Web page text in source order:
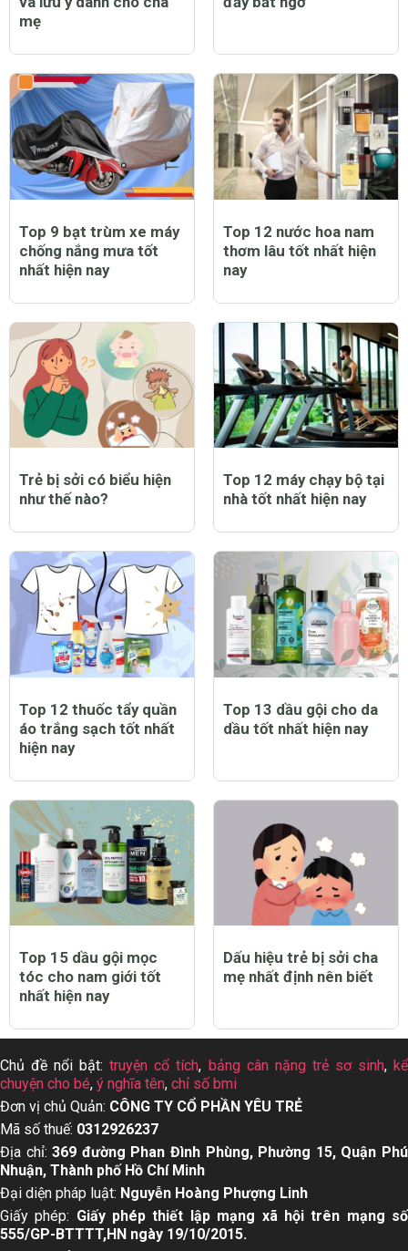
Trẻ bị sốt có tiêm
phòng sởi được không
và lưu ý dành cho cha
mẹ
Trẻ bị sởi có ngứa
không và lời giải đáp
đầy bất ngờ
chống nắng mưa tốt
nhất hiện nay
thơm lâu tốt nhất hiện
nay
Trẻ bị sởi có biểu hiện
như thế nào?
Top 12 máy chạy bộ tại
nhà tốt nhất hiện nay
áo trắng sạch tốt nhất
hiện nay
Top 15 dầu gội mọc
tóc cho nam giới tốt
nhất hiện nay
Dấu hiệu trẻ bị sởi cha
mẹ nhất định nên biết
Chủ đề nổi bật:truyện cổ tích,bảng cân nặng trẻ sơ sinh,kể
chuyện cho bé, ý nghĩa tên, chỉ số bmi
Đơn vị chủ Quản:CÔNG TY CỔ PHẦN YÊU TRẺ
Mã số thuế: 0312926237
Địa chỉ:369 đường Phan Đình Phùng, Phường 15, Quận Phú